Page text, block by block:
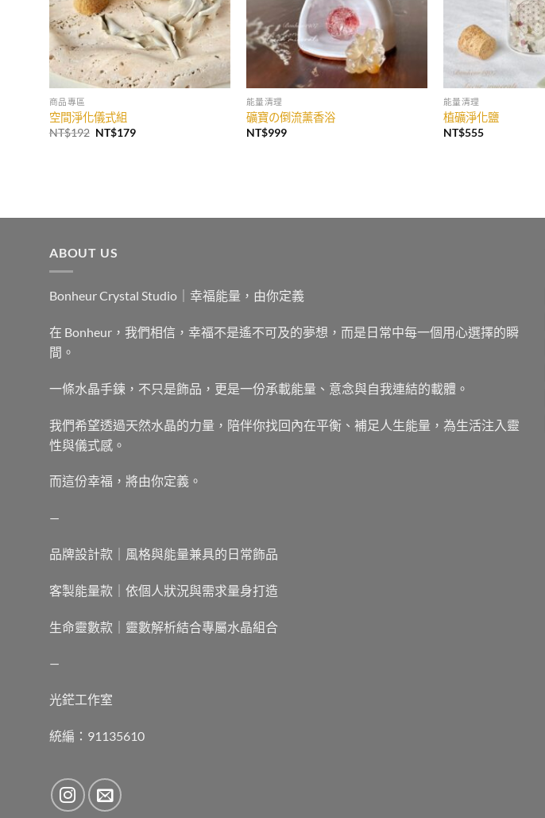
商品專區
空間淨化儀式組
NT$192 原
NT$179目
能量清理
礦寶の倒流薰香浴
NT$999
能量清理
植礦淨化鹽
NT$555
ABOUT US
Bonheur Crystal Studio｜幸福能量，由你定義
在 Bonheur，我們相信，幸福不是遙不可及的夢想，而是日常中每一個用心選擇的瞬
間。
一條水晶手鍊，不只是飾品，更是一份承載能量、意念與自我連結的載體。
我們希望透過天然水晶的力量，陪伴你找回內在平衡、補足人生能量，為生活注入靈
性與儀式感。
而這份幸福，將由你定義。
—
品牌設計款｜風格與能量兼具的日常飾品
客製能量款｜依個人狀況與需求量身打造
生命靈數款｜靈數解析結合專屬水晶組合
—
光鋩工作室
統編：91135610